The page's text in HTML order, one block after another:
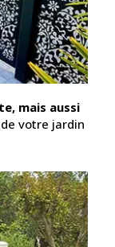
mais aussi
votre jardin